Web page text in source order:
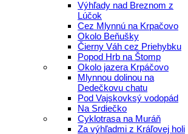
Výhľady nad Breznom z
Lúčok
Cez Mlynnú na Krpačovo
Okolo Beňušky
Čierny Váh cez Priehybku
Popod Hrb na Štomp
Okolo jazera Krpáčovo
Mlynnou dolinou na
Dedečkovu chatu
Pod Vajskovksý vodopád
Na Srdiečko
Cyklotrasa na Muráň
Za výhľadmi z Kráľovej holi